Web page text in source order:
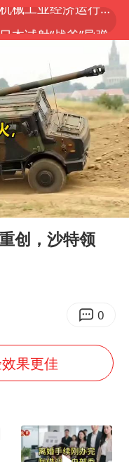
本试射“战斧”导弹
涨
台风“白海豚”体型变大！环流面积接近13个浙江那么大
泰国校园枪击案死亡人数升至7人
蓝色预警
签需缴款7.54万元
奶茶”又爆单了
四川宜宾地震网友称睡觉被摇醒
三”但要降薪1000元
未来
05:22
创，沙特领
0
果更佳